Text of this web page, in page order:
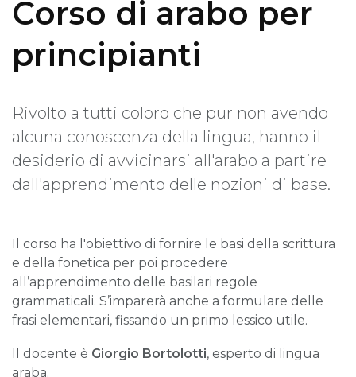
Corso di arabo per
principianti
Rivolto a tutti coloro che pur non avendo
alcuna conoscenza della lingua, hanno il
desiderio di avvicinarsi all'arabo a partire
dall'apprendimento delle nozioni di base.
Il corso ha l'obiettivo di fornire le basi della scrittura
e della fonetica per poi procedere
all’apprendimento delle basilari regole
grammaticali. S’imparerà anche a formulare delle
frasi elementari, fissando un primo lessico utile.
Il docente è Giorgio Bortolotti, esperto di lingua
araba.